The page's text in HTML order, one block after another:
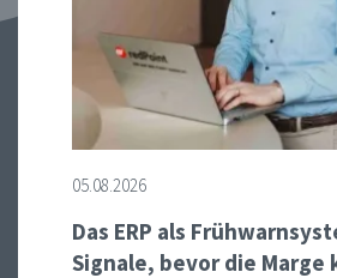
05.08.2026
Das ERP als
Signale, bevor die Marge